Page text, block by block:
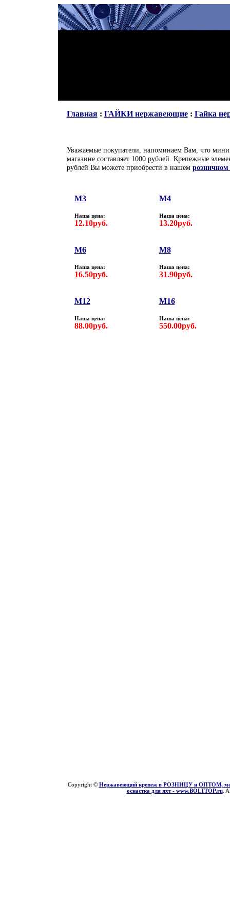
Главная: ГАЙКИ нержавеющие: Гайка
Уважаемые покупатели, напоминаем Вам, что
магазине составляет 1000 рублей. Крепежные
рублей Вы можете приобрести в нашем розничном
М3
Наша цена:
12.10руб.
М4
Наша цена:
13.20руб.
М6
Наша цена:
16.50руб.
М8
Наша цена:
31.90руб.
М12
Наша цена:
88.00руб.
М16
Наша цена:
550.00руб.
Copyright © Нержавеющий крепеж в РОЗНИЦУ и ОПТОМ,
оснастка для яхт - www.BOLTTOP.ru.